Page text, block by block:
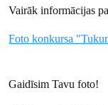
Vairāk informācijas
Foto konkursa
Gaidīsim Tavu foto!